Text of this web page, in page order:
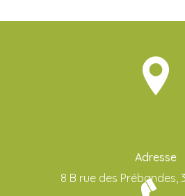
Adresse
8 B rue des Prébandes,